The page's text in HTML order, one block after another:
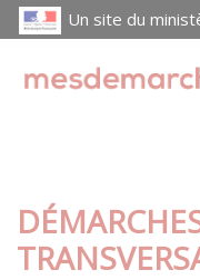
Un site du